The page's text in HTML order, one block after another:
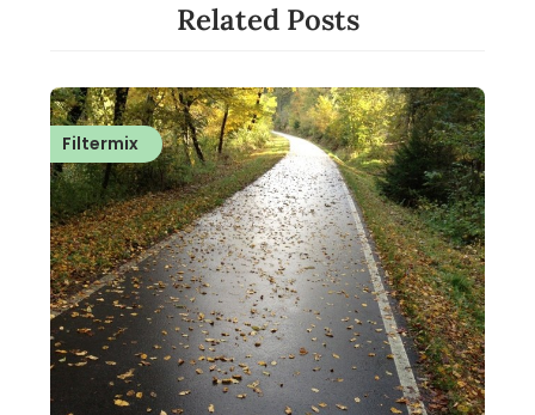
Related Posts
Filtermix